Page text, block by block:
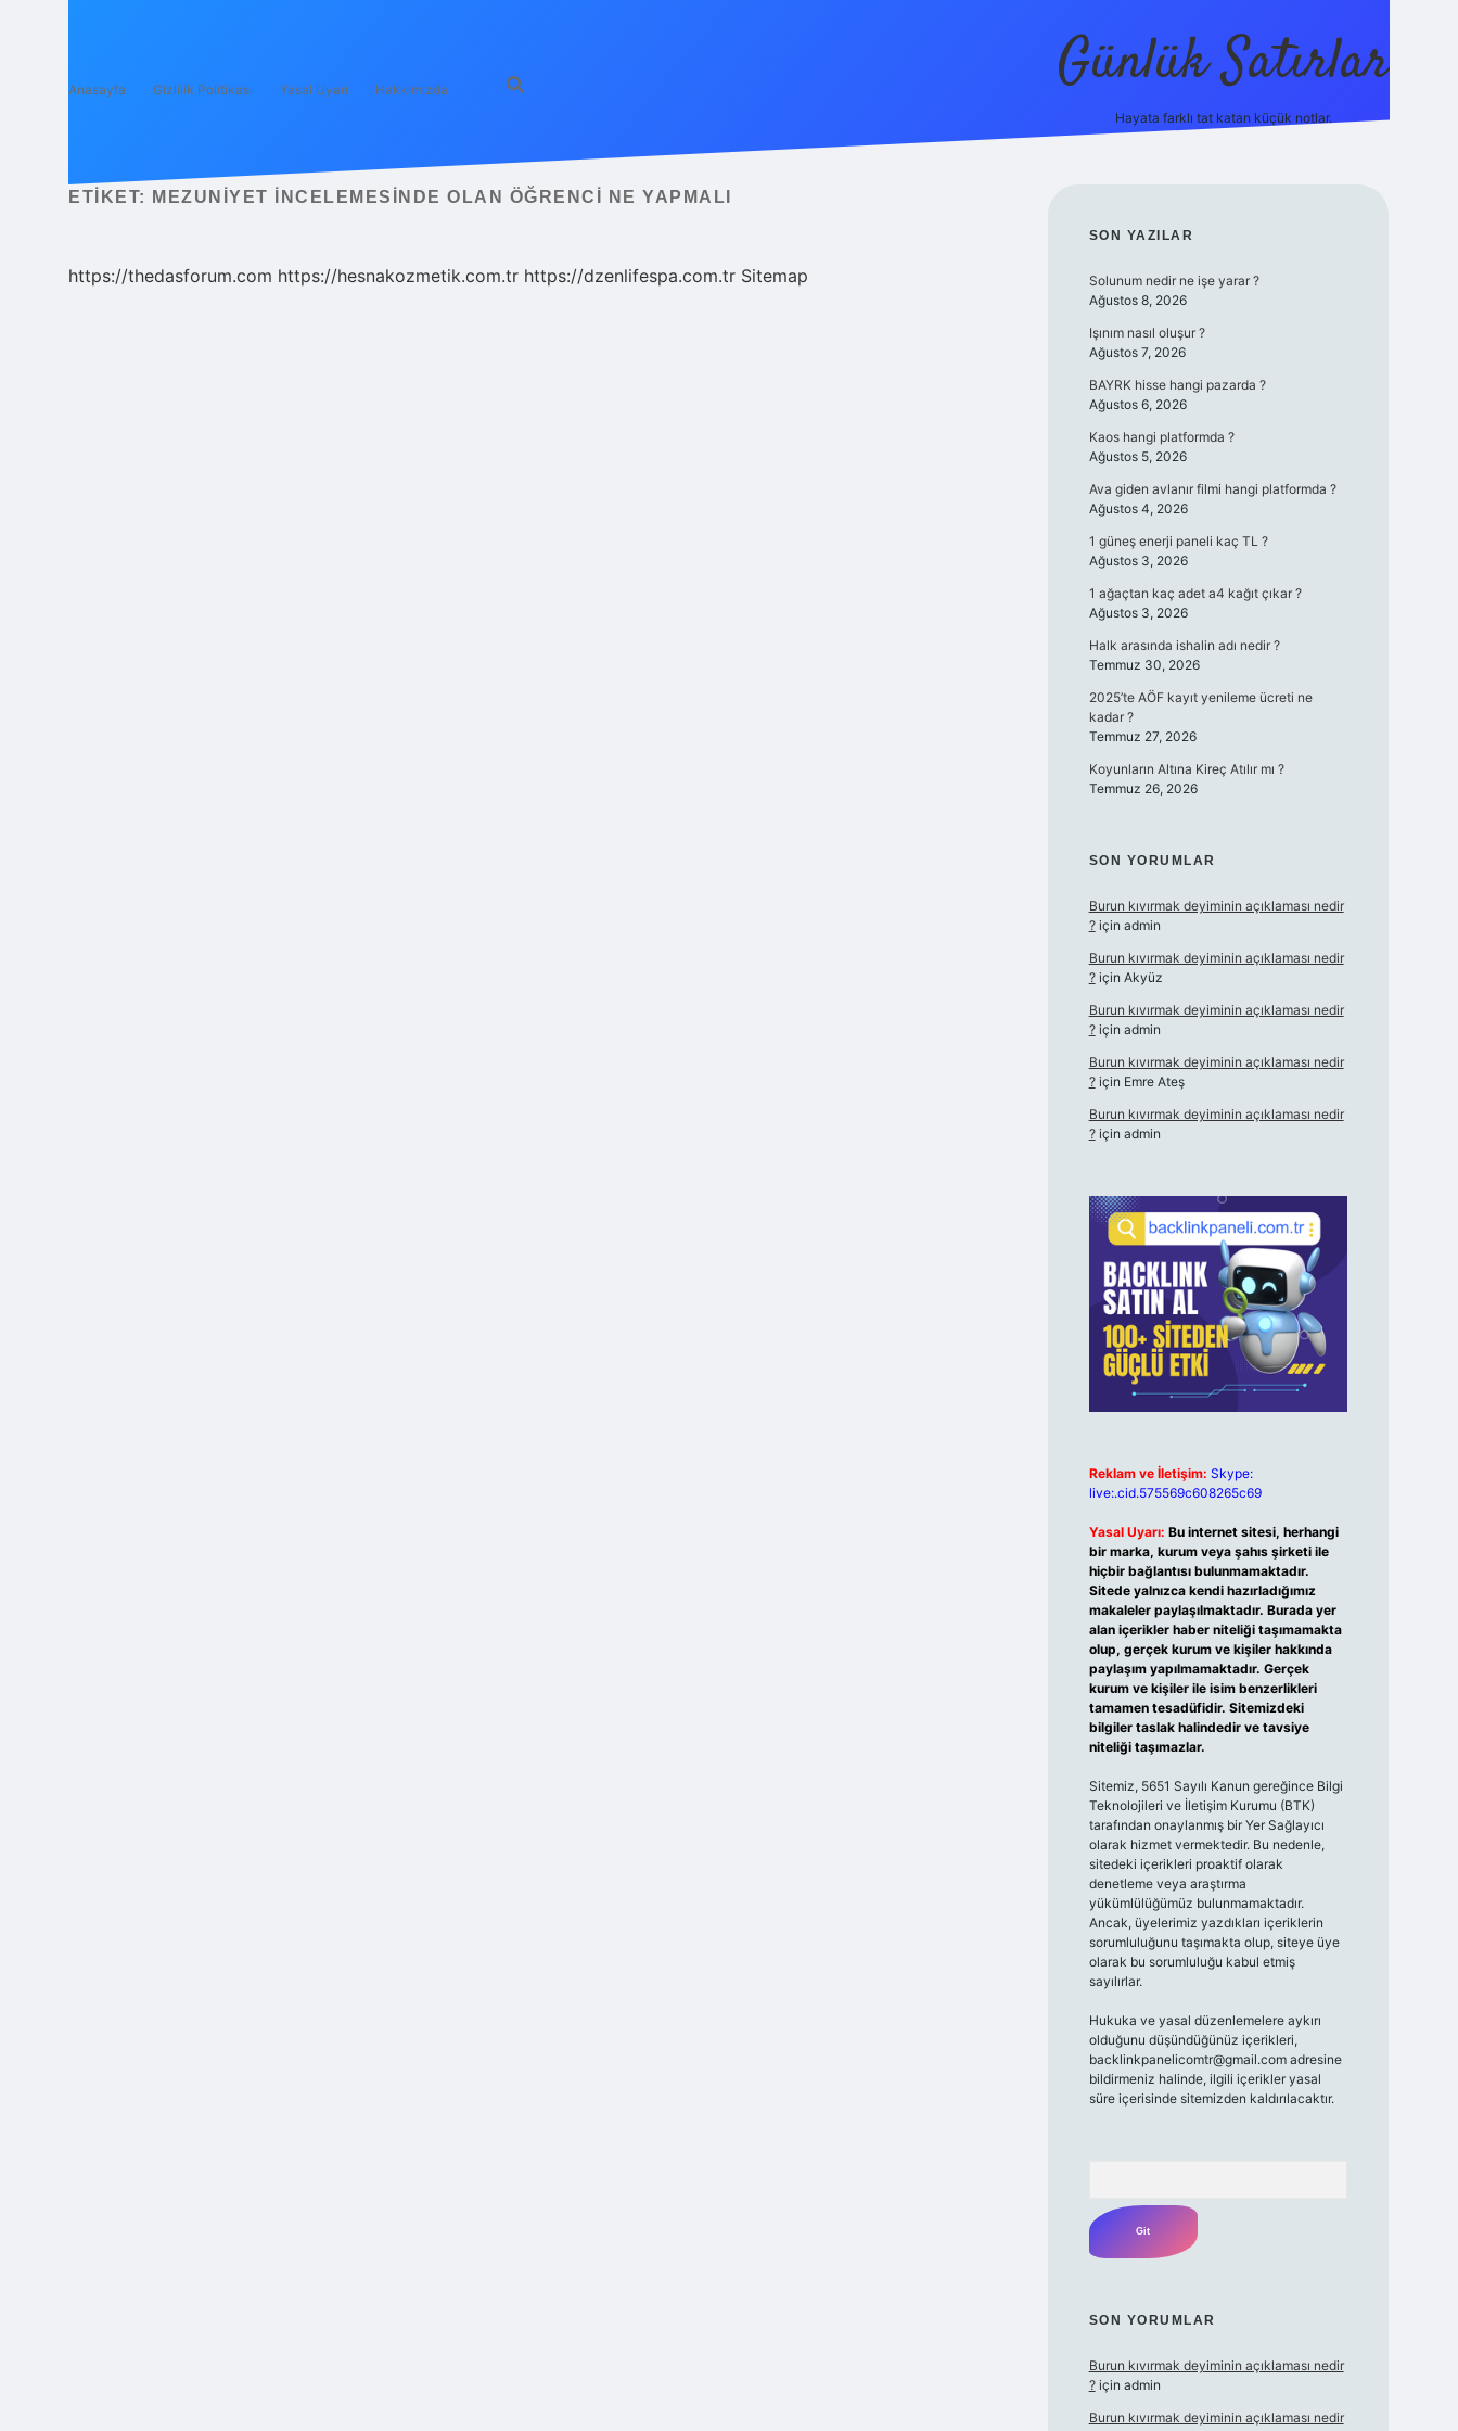
Anasayfa Gizlilik Politikası Yasal Uyarı Hakkımızda Günlük Satırlar
Hayata farklı tat katan küçük notlar.
ETIKET: MEZUNIYET INCELEMESINDE OLAN ÖĞRENCI NE YAPMALI
https://thedasforum.com https://hesnakozmetik.com.tr https://dzenlifespa.com.tr Sitemap
SIDEBAR
SON YAZILAR
Solunum nedir ne işe yarar ?
Ağustos 8, 2026
Işınım nasıl oluşur ?
Ağustos 7, 2026
BAYRK hisse hangi pazarda ?
Ağustos 6, 2026
Kaos hangi platformda ?
Ağustos 5, 2026
Ava giden avlanır filmi hangi platformda ?
Ağustos 4, 2026
1 güneş enerji paneli kaç TL ?
Ağustos 3, 2026
1 ağaçtan kaç adet a4 kağıt çıkar ?
Ağustos 3, 2026
Halk arasında ishalin adı nedir ?
Temmuz 30, 2026
2025’te AÖF kayıt yenileme ücreti ne
kadar ?
Temmuz 27, 2026
Koyunların Altına Kireç Atılır mı ?
Temmuz 26, 2026
SON YORUMLAR
Burun kıvırmak deyiminin açıklaması nedir
?için admin
Burun kıvırmak deyiminin açıklaması nedir
?için Akyüz
Burun kıvırmak deyiminin açıklaması nedir
?için admin
Burun kıvırmak deyiminin açıklaması nedir
?için Emre Ateş
Burun kıvırmak deyiminin açıklaması nedir
?için admin
Reklam ve İletişim: Skype:
live:.cid.575569c608265c69
Yasal Uyarı: Bu internet sitesi, herhangi
bir marka, kurum veya şahıs şirketi ile
hiçbir bağlantısı bulunmamaktadır.
Sitede yalnızca kendi hazırladığımız
makaleler paylaşılmaktadır. Burada yer
alan içerikler haber niteliği taşımamakta
olup, gerçek kurum ve kişiler hakkında
paylaşım yapılmamaktadır. Gerçek
kurum ve kişiler ile isim benzerlikleri
tamamen tesadüfidir. Sitemizdeki
bilgiler taslak halindedir ve tavsiye
niteliği taşımazlar.
Sitemiz, 5651 Sayılı Kanun gereğince Bilgi
Teknolojileri ve İletişim Kurumu (BTK)
tarafından onaylanmış bir Yer Sağlayıcı
olarak hizmet vermektedir. Bu nedenle,
sitedeki içerikleri proaktif olarak
denetleme veya araştırma
yükümlülüğümüz bulunmamaktadır.
Ancak, üyelerimiz yazdıkları içeriklerin
sorumluluğunu taşımakta olup, siteye üye
olarak bu sorumluluğu kabul etmiş
sayılırlar.
Hukuka ve yasal düzenlemelere aykırı
olduğunu düşündüğünüz içerikleri,
backlinkpanelicomtr@gmail.comadresine
bildirmeniz halinde, ilgili içerikler yasal
süre içerisinde sitemizden kaldırılacaktır.
SON YORUMLAR
Burun kıvırmak deyiminin açıklaması nedir
?için admin
Burun kıvırmak deyiminin açıklaması nedir